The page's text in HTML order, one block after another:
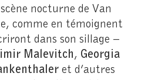
nocturne de Van
comme en témoignent
dans son sillage –
Malevitch, Georgia
et d’autres